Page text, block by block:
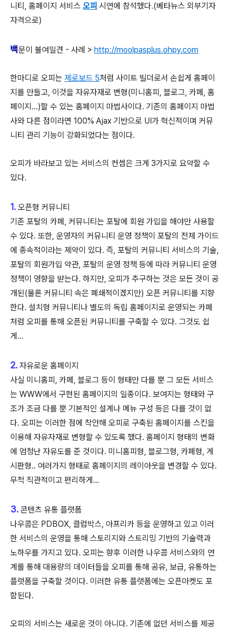
니티, 홈페이지 서비스 오피 시연에 참석했다.(베타뉴스 외부기자
자격으로)
백문이 불여일견 - 사례 > http://moolpasplus.ohpy.com
한마디로 오피는 제로보드 5처럼 사이트 빌더로서 손쉽게 홈페이
지를 만들고, 이것을 자유자재로 변형(미니홈피, 블로그, 카페, 홈
페이지...)할 수 있는 홈페이지 마법사이다. 기존의 홈페이지 마법
사와 다른 점이라면 100% Ajax 기반으로 UI가 혁신적이며 커뮤
니티 관리 기능이 강화되었다는 점이다.
오피가 바라보고 있는 서비스의 컨셉은 크게 3가지로 요약할 수
있다.
1. 오픈형 커뮤니티
기존 포탈의 카페, 커뮤니티는 포탈에 회원 가입을 해야만 사용할
수 있다. 또한, 운영자의 커뮤니티 운영 정책이 포탈의 전체 가이드
에 종속적이라는 제약이 있다. 즉, 포탈의 커뮤니티 서비스의 기술,
포탈의 회원가입 약관, 포탈의 운영 정책 등에 따라 커뮤니티 운영
정책이 영향을 받는다. 하지만, 오피가 추구하는 것은 모든 것이 공
개된(물론 커뮤니티 속은 폐쇄적이겠지만) 오픈 커뮤니티를 지향
한다. 설치형 커뮤니티나 별도의 독립 홈페이지로 운영되는 카페
처럼 오피를 통해 오픈된 커뮤니티를 구축할 수 있다. 그것도 쉽
게...
2. 자유로운 홈페이지
사실 미니홈피, 카페, 블로그 등이 형태만 다를 뿐 그 모든 서비스
는 WWW에서 구현된 홈페이지의 일종이다. 보여지는 형태와 구
조가 조금 다를 뿐 기본적인 설계나 메뉴 구성 등은 다를 것이 없
다. 오피는 이러한 점에 착안해 오피로 구축된 홈페이지를 스킨을
이용해 자유자재로 변형할 수 있도록 했다. 홈페이지 형태의 변화
에 엄청난 자유도를 준 것이다. 미니홈피형, 블로그형, 카페형, 게
시판형.. 여러가지 형태로 홈페이지의 레이아웃을 변경할 수 있다.
무척 직관적이고 편리하게...
3. 콘텐츠 유통 플랫폼
나우콤은 PDBOX, 클럽박스, 아프리카 등을 운영하고 있고 이러
한 서비스의 운영을 통해 스토리지와 스트리밍 기반의 기술력과
노하우를 가지고 있다. 오피는 향후 이러한 나우콤 서비스와의 연
계를 통해 대용량의 데이터들을 오피를 통해 공유, 보급, 유통하는
플랫폼을 구축할 것이다. 이러한 유통 플랫폼에는 오픈마켓도 포
함된다.
오피의 서비스는 새로운 것이 아니다. 기존에 없던 서비스를 제공